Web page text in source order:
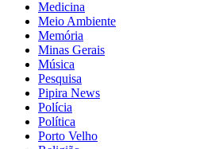
Medicina
Meio Ambiente
Memória
Minas Gerais
Música
Pesquisa
Pipira News
Polícia
Política
Porto Velho